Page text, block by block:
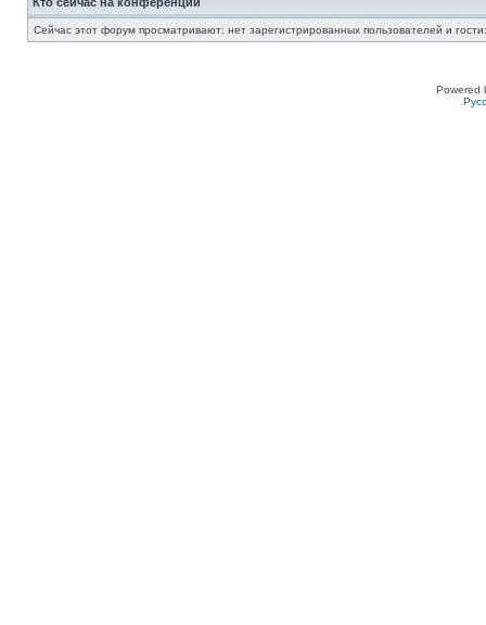
Сейчас этот форум просматривают: нет зарегистрированных пользователей и
Powered